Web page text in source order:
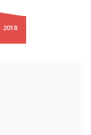
2018